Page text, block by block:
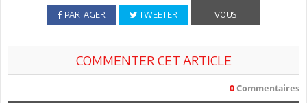
PARTAGER TWEETER
VOUS
COMMENTER CET ARTICLE
0 Commentaires